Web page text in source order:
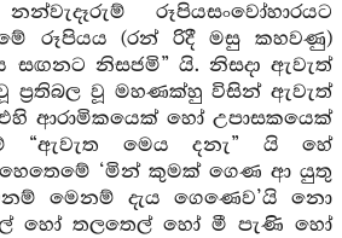
රූපියසංවෝහාරයට
රූපියය (රන් රිදී මසු කහවණු)
නිසජමි” යි. නිසදා ඇවැත්
ප්‍රතිබල වූ මහණක්හු විසින් ඇවැත්
ආරාමිකයෙක් හෝ උපාසකයෙක්
“ඇවැත මෙය දනැ” යි හේ
‘මින් කුමක් ගෙණ ආ යුතු
මෙනම් දැය ගෙණෙව’යි නො
හෝ තලතෙල් හෝ මී පැණි හෝ